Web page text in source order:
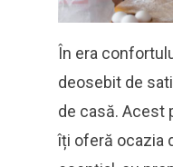
În era
deosebit de
de casă. Acest
îți oferă ocazia